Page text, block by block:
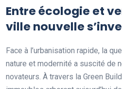
Entre écologie et
ville nouvelle
Face à l’urbanisation rapide, la
nature et modernité a suscité de
novateurs. À travers la Green